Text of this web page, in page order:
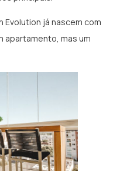
Evolution já nascem com
apartamento, mas um